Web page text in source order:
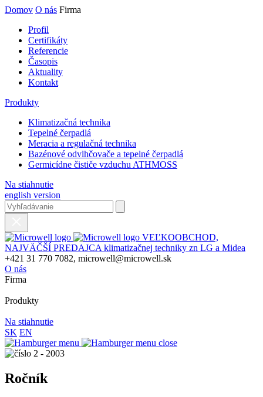
Domov O nás Firma
Profil
Certifikáty
Referencie
Časopis
Aktuality
Kontakt
Produkty
Klimatizačná technika
Tepelné čerpadlá
Meracia a regulačná technika
Bazénové odvlhčovače a tepelné čerpadlá
Germicídne čističe vzduchu ATHMOSS
Na stiahnutie
english version
VEĽKOOBCHOD,
NAJVÄČŠÍ PREDAJCA klimatizačnej techniky zn LG a Midea
+421 31 770 7082, microwell@microwell.sk
O nás
Firma
Produkty
Na stiahnutie
SK EN
Ročník